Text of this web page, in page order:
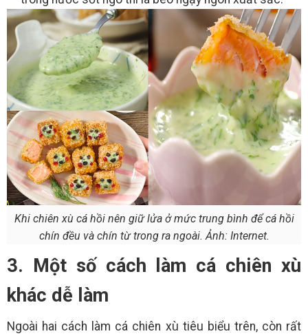
Khi chiên xù cá hồi nên giữ lửa ở mức trung bình để cá hồi
chín đều và chín từ trong ra ngoài. Ảnh: Internet.
3. Một số cách làm cá chiên xù
khác dễ làm
Ngoài hai cách làm cá chiên xù tiêu biểu trên, còn rất